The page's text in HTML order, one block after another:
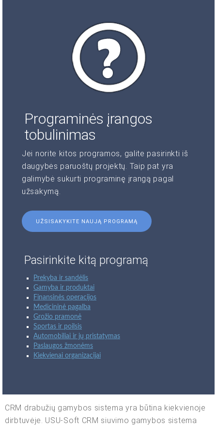
Programinės įrangos
tobulinimas
Jei norite kitos programos, galite pasirinkti iš
daugybės paruoštų projektų. Taip pat yra
galimybė sukurti programinę įrangą pagal
užsakymą.
UŽSISAKYKITE NAUJĄ PROGRAMĄ
Pasirinkite kitą programą
Prekyba ir sandėlis
Gamyba ir produktai
Finansinės operacijos
Medicininė pagalba
Grožio pramonė
Sportas ir poilsis
Automobiliai ir jų pristatymas
Paslaugos žmonėms
Kiekvienai organizacijai
CRM drabužių gamybos sistema yra būtina kiekvienoje
dirbtuvėje. USU-Soft CRM siuvimo gamybos sistema